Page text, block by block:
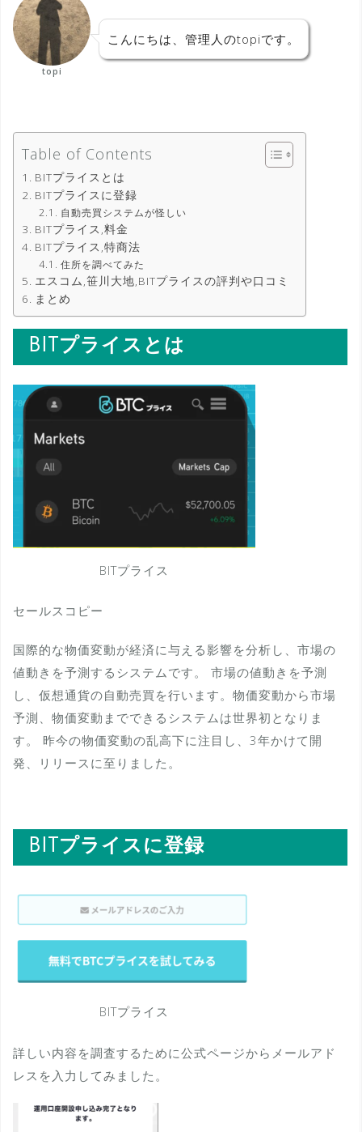
topi
こんにちは、管理人のtopiです。
Table of Contents
BITプライスとは
BITプライスに登録
自動売買システムが怪しい
BITプライス,料金
BITプライス,特商法
住所を調べてみた
エスコム,笹川大地,BITプライスの評判や口コミ
まとめ
BITプライスとは
BITプライス
セールスコピー
国際的な物価変動が経済に与える影響を分析し、市場の
値動きを予測するシステムです。 市場の値動きを予測
し、仮想通貨の自動売買を行います。物価変動から市場
予測、物価変動までできるシステムは世界初となりま
す。 昨今の物価変動の乱高下に注目し、3年かけて開
発、リリースに至りました。
BITプライスに登録
BITプライス
詳しい内容を調査するために公式ページからメールアド
レスを入力してみました。